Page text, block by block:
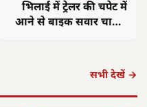
भिलाई में ट्रेलर की चपेट में
आने से बाइक सवार चाचा-
दर्ज हो हत्या का केस
सभी देखें →